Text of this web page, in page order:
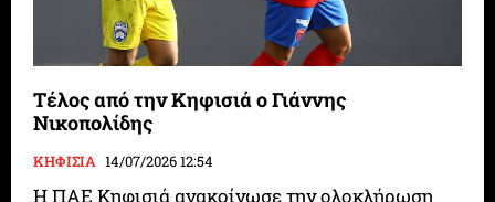
Τέλος από την Κηφισιά ο Γιάννης
Νικοπολίδης
ΚΗΦΙΣΙΑ 14/07/2026 12:54
Η ΠΑΕ Κηφισιά ανακοίνωσε την ολοκλήρωση